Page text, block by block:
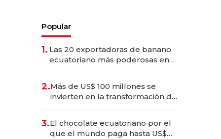
Popular
1. Las 20 exportadoras de banano
ecuatoriano más poderosas en
2.Más de US$ 100 millones se
invierten en la transformación de
3.El chocolate ecuatoriano por el
que el mundo paga hasta US$